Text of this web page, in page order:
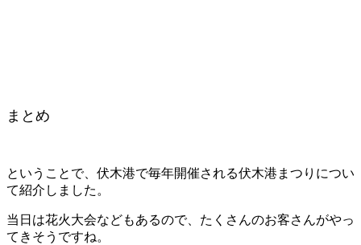
まとめ
ということで、伏木港で毎年開催される伏木港まつりについ
て紹介しました。
当日は花火大会などもあるので、たくさんのお客さんがやっ
てきそうですね。